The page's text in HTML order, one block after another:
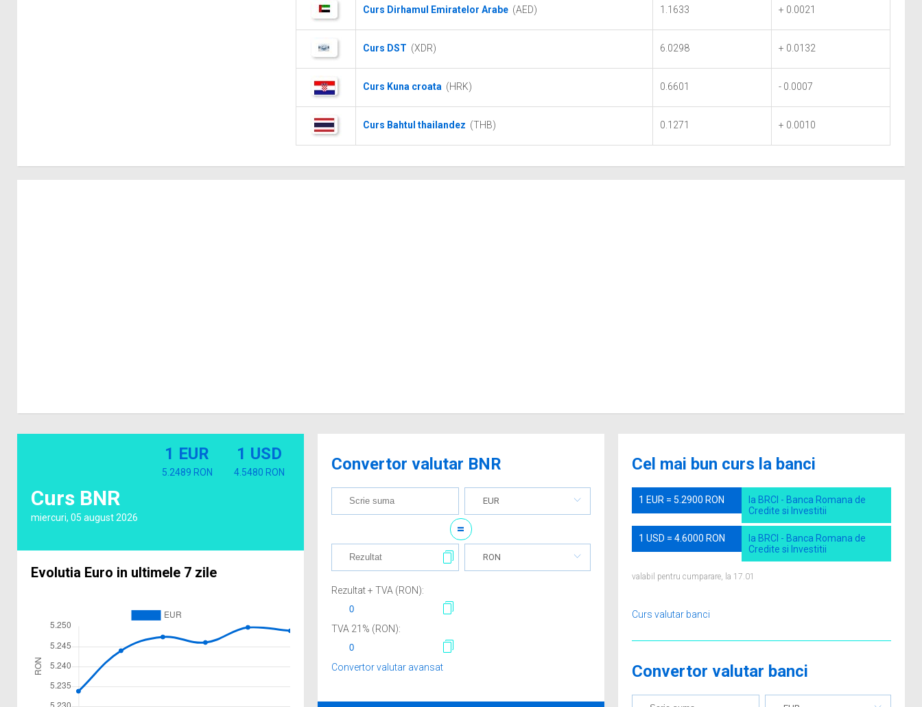
Curs Dirhamul Emiratelor Arabe (AED) 1.1633 + 0.0021
Curs DST (XDR) 6.0298 + 0.0132
Curs Kuna croata (HRK) 0.6601 - 0.0007
Curs Bahtul thailandez (THB) 0.1271 + 0.0010
Curs BNR
miercuri, 05 august 2026
1 EUR
5.2489 RON
1 USD
4.5480 RON
Evolutia Euro in ultimele 7 zile
Convertor valutar BNR
EUR
=
RON
Rezultat + TVA (RON):
TVA 21 % (RON):
Convertor valutar avansat
Cel mai bun curs la banci
1 EUR = 5.2900 RON
la BRCI - Banca Romana de
Credite si Investitii
1 USD = 4.6000 RON
la BRCI - Banca Romana de
Credite si Investitii
valabil pentru cumparare, la 17.01
Curs valutar banci
Convertor valutar banci